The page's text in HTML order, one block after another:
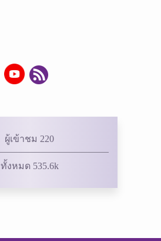
ผู้เข้าชม 220
ทั้งหมด 535.6k